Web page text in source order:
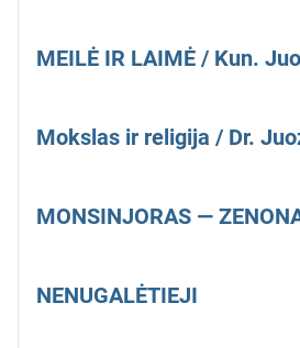
MEILĖ IR LAIMĖ / Kun.
Mokslas ir religija / Dr.
MONSINJORAS —
NENUGALĖTIEJI